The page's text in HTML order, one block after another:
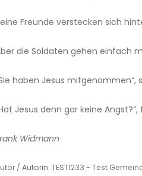
Freunde verstecken sich
die Soldaten gehen einfach
haben Jesus mitgenommen“,
Jesus denn gar keine
Widmann
/ Autorin: TEST1233 - Test